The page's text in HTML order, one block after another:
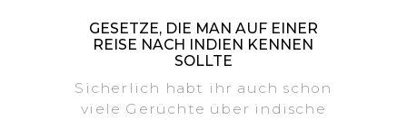
GESETZE, DIE MAN AUF EINER
REISE NACH INDIEN KENNEN
SOLLTE
Sicherlich habt ihr auch schon
viele Gerüchte über indische